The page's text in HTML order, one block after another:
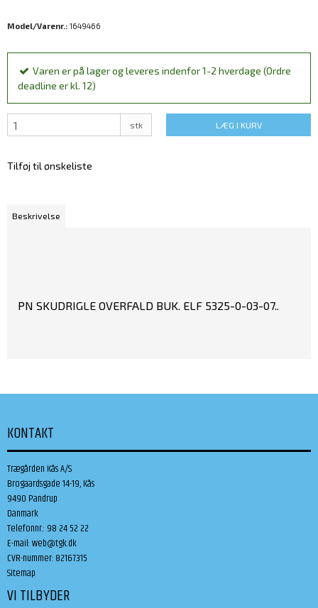
Model/Varenr.: 1649466
Varen er på lager og leveres indenfor 1-2 hverdage (Ordre
deadline er kl. 12)
stk LÆG I KURV
Tilføj til ønskeliste
Beskrivelse
PN SKUDRIGLE OVERFALD BUK. ELF 5325-0-03-07..
KONTAKT
Trægården Kås A/S
Brogaardsgade 14-19, Kås
9490 Pandrup
Danmark
Telefonnr.: 98 24 52 22
E-mail:web@tgk.dk
CVR-nummer: 82167315
Sitemap
VI TILBYDER